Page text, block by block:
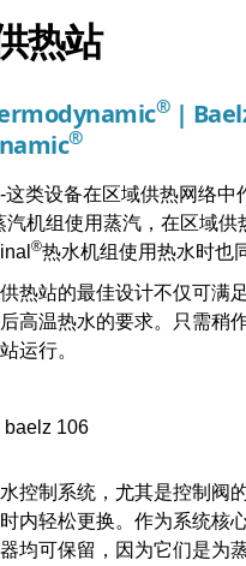
热站
®|
®
这类设备在区域供热网络中
汽机组使用蒸汽，在区域供
®热水机组使用热水时也
热站的最佳设计不仅可满
高温热水的要求。只需稍
运行。
baelz 106
控制系统，尤其是控制阀
内轻松更换。作为系统核
均可保留，因为它们是为